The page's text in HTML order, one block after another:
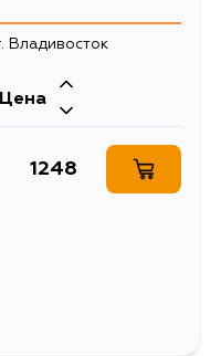
Владивосток
Цена
1248